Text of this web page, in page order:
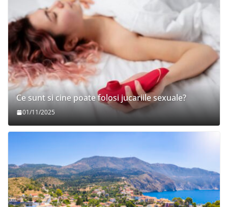
Ce sunt si cine poate folosi jucariile sexuale?
01/11/2025